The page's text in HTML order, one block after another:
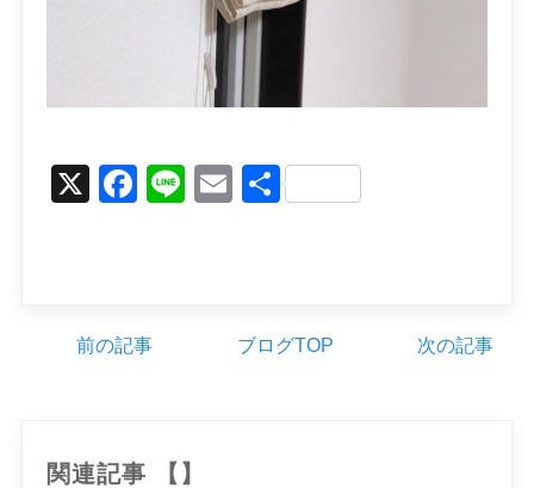
X Facebook
LineEmailShare
前の記事 ブログTOP 次の記事
関連記事 【】